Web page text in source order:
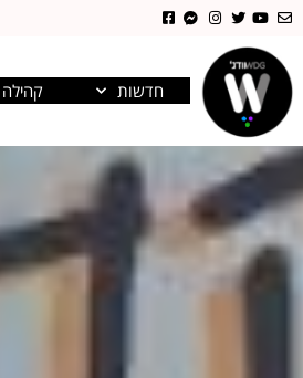
חדשות קהילה